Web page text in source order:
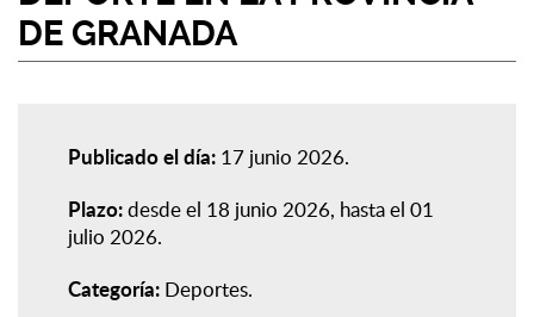
DE GRANADA
Publicado el día: 17 junio 2026
Plazo:desde el 18 junio 2026, hasta el 01
julio 2026
Categoría: Deportes